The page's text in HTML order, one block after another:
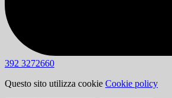
392 3272660
Questo sito utilizza cookie Cookie policy